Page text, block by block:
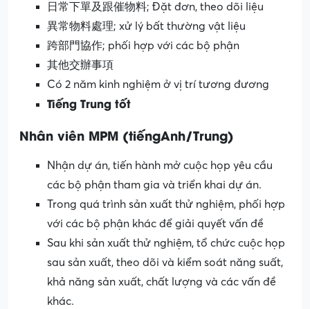
日常下單及跟催物料; Đặt đơn, theo dõi liệu
異常物料處理; xử lý bất thường vật liệu
跨部門協作; phối hợp với các bộ phận
其他交辦事項
Có 2 năm kinh nghiệm ở vị trí tương đương
Tiếng Trung tốt
Nhân viên MPM (tiếngAnh/Trung)
Nhận dự án, tiến hành mở cuộc họp yêu cầu
các bộ phận tham gia và triển khai dự án.
Trong quá trình sản xuất thử nghiệm, phối hợp
với các bộ phận khác để giải quyết vấn đề
Sau khi sản xuất thử nghiệm, tổ chức cuộc họp
sau sản xuất, theo dõi và kiểm soát năng suất,
khả năng sản xuất, chất lượng và các vấn đề
khác.